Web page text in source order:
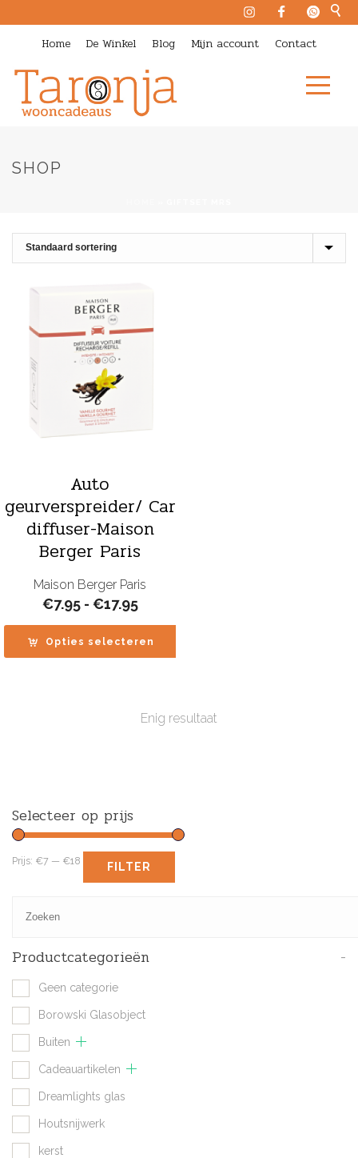
Home De Winkel Blog Mijn account Contact
SHOP
Auto
geurverspreider/ Car
diffuser-Maison
Berger Paris
Maison Berger Paris
€7.95 - €17.95Prijsklasse:
tot
Opties selecteren
Enig resultaat
Selecteer op prijs
FILTER
Prijs: €7 — €18
Productcategorieën -
Geen categorie
Borowski Glasobject
Buiten
Cadeauartikelen
Dreamlights glas
Houtsnijwerk
kerst